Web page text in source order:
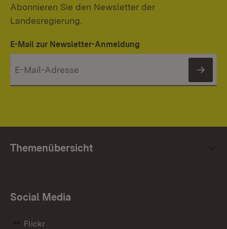
Abonnieren Sie den Newsletter der
Landesregierung.
E-Mail zur Newsletter-Anmeldung
Themenübersicht
Social Media
Flickr